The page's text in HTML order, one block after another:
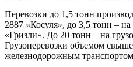
Перевозки до 1,5 тонн
2887 «Косуля», до 3,5 тонн –
«Гризли». До 20 тонн – на
Грузоперевозки объемом
железнодорожным